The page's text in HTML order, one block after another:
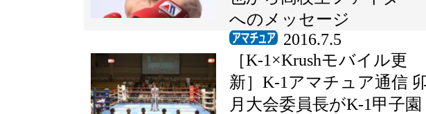
へのメッセージ
2016.7.5
［K-1×Krushモバイル更
新］K-1アマチュア通信
月大会委員長がK-1甲子園